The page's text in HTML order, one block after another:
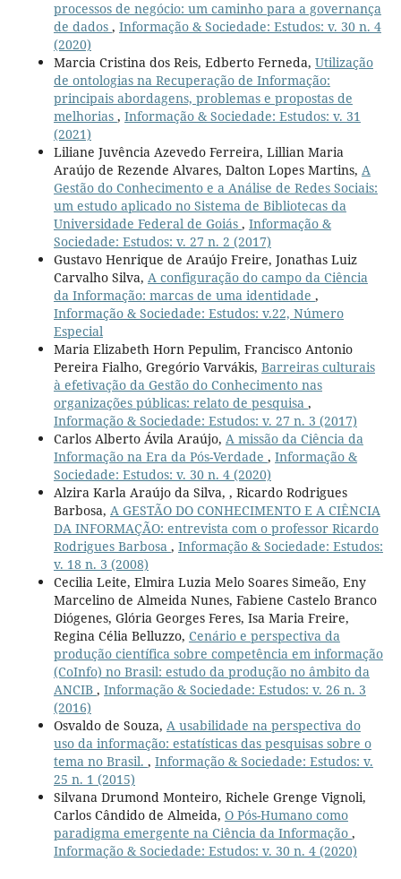
processos de negócio: um caminho para a governança
de dados , Informação & Sociedade: Estudos: v. 30 n. 4
(2020)
Marcia Cristina dos Reis, Edberto Ferneda, Utilização
de ontologias na Recuperação de Informação:
principais abordagens, problemas e propostas de
melhorias , Informação & Sociedade: Estudos: v. 31
(2021)
Liliane Juvência Azevedo Ferreira, Lillian Maria
Araújo de Rezende Alvares, Dalton Lopes Martins, A
Gestão do Conhecimento e a Análise de Redes Sociais:
um estudo aplicado no Sistema de Bibliotecas da
Universidade Federal de Goiás , Informação &
Sociedade: Estudos: v. 27 n. 2 (2017)
Gustavo Henrique de Araújo Freire, Jonathas Luiz
Carvalho Silva, A configuração do campo da Ciência
da Informação: marcas de uma identidade ,
Informação & Sociedade: Estudos: v.22, Número
Especial
Maria Elizabeth Horn Pepulim, Francisco Antonio
Pereira Fialho, Gregório Varvákis, Barreiras culturais
à efetivação da Gestão do Conhecimento nas
organizações públicas: relato de pesquisa ,
Informação & Sociedade: Estudos: v. 27 n. 3 (2017)
Carlos Alberto Ávila Araújo, A missão da Ciência da
Informação na Era da Pós-Verdade , Informação &
Sociedade: Estudos: v. 30 n. 4 (2020)
Alzira Karla Araújo da Silva, , Ricardo Rodrigues
Barbosa, A GESTÃO DO CONHECIMENTO E A CIÊNCIA
DA INFORMAÇÃO: entrevista com o professor Ricardo
Rodrigues Barbosa , Informação & Sociedade: Estudos:
v. 18 n. 3 (2008)
Cecilia Leite, Elmira Luzia Melo Soares Simeão, Eny
Marcelino de Almeida Nunes, Fabiene Castelo Branco
Diógenes, Glória Georges Feres, Isa Maria Freire,
Regina Célia Belluzzo, Cenário e perspectiva da
produção científica sobre competência em informação
(CoInfo) no Brasil: estudo da produção no âmbito da
ANCIB , Informação & Sociedade: Estudos: v. 26 n. 3
(2016)
Osvaldo de Souza, A usabilidade na perspectiva do
uso da informação: estatísticas das pesquisas sobre o
tema no Brasil. , Informação & Sociedade: Estudos: v.
25 n. 1 (2015)
Silvana Drumond Monteiro, Richele Grenge Vignoli,
Carlos Cândido de Almeida, O Pós-Humano como
paradigma emergente na Ciência da Informação ,
Informação & Sociedade: Estudos: v. 30 n. 4 (2020)